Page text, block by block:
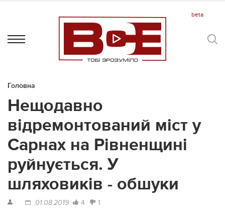
Головна
Нещодавно
відремонтований міст у
Сарнах на Рівненщині
руйнується. У
шляховиків - обшуки
01.08.2019 4 1